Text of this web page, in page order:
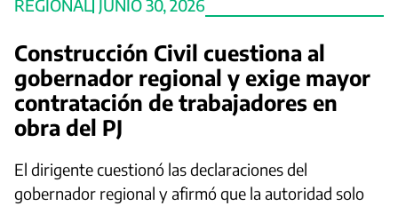
REGIONAL JUNIO 30, 2026
Construcción Civil cuestiona al
gobernador regional y exige mayor
contratación de trabajadores en
obra del PJ
El dirigente cuestionó las declaraciones del
gobernador regional y afirmó que la autoridad solo